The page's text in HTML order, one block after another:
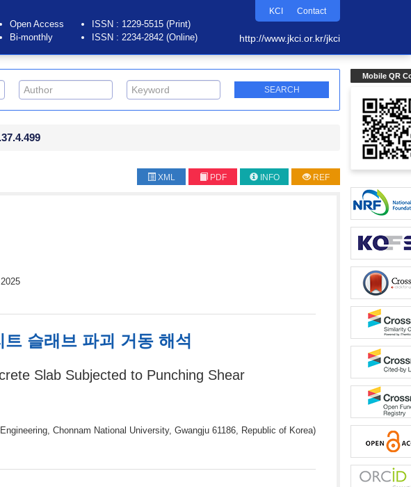
KCI Contact
Open Access
Bi-monthly
ISSN : 1229-5515 (Print)
ISSN : 2234-2842 (Online)
http://www.jkci.or.kr/jkci
Mobile QR
XML PDF INFO REF
슬래브 파괴 거동 해석
Slab Subjected to Punching Shear
Chonnam National University, Gwangju 61186, Republic of Korea)